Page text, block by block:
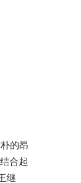
的昂
合起
继